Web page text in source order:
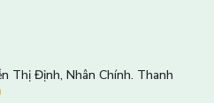
Thị Định, Nhân Chính. Thanh